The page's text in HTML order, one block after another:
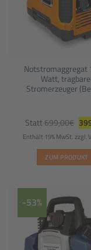
Notstromaggregat
Watt,
Stromerzeuger
Statt699,00€
Enthält 19% MwSt.zzgl.
ZUM PRODUKT
-53%